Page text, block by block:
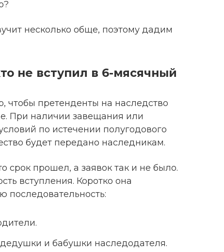
несколько обще, поэтому дадим
не вступил в 6-мясячный
чтобы претенденты на наследство
При наличии завещания или
по истечении полугодового
будет передано наследникам.
срок прошел, а заявок так и не было.
вступления. Коротко она
последовательность:
и бабушки наследодателя.